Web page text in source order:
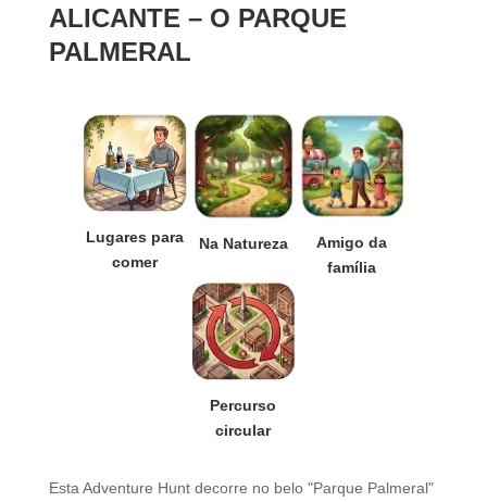
ALICANTE – O PARQUE
PALMERAL
Lugares para
comer
Na Natureza
Amigo da
família
Percurso
circular
Esta Adventure Hunt decorre no belo "Parque Palmeral"